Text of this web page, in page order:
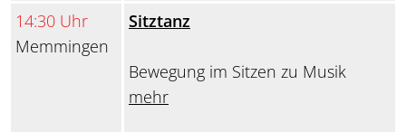
14:30 Uhr
Memmingen
Sitztanz
Bewegung im Sitzen zu Musik
mehr